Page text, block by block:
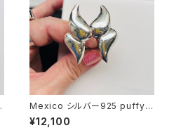
Mexico シルバー925 puffy
whip イヤリング
¥12,100